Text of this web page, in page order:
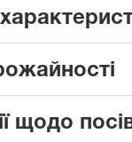
щодо